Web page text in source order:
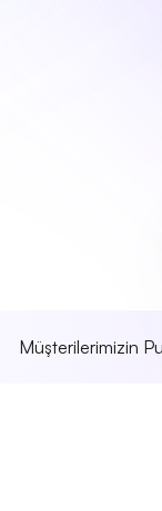
Müşterilerimizin